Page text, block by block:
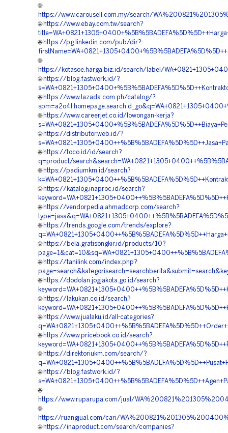
🌐
https://www.carousell.com.my/search/
🌐 https://www.ebay.com.tw/search?
🌐 https://pg.linkedin.com/pub/dir?
🌐
https://kotasoe.harga.biz.id/search/label/
🌐 https://blog.fastwork.id/?
🌐 https://www.lazada.com.ph/catalog/?
🌐 https://www.careerjet.co.id/lowongan-kerja?
🌐 https://distributor.web.id/?
🌐 https://toco.id/id/search?
q=product/
🌐 https://padiumkm.id/search?
🌐 https://katalog.inaproc.id/search?
🌐 https://vendorpedia.ahmadcorp.com/search?
🌐 https://trends.google.com/trends/explore?
🌐 https://bela.gratisongkir.id/products/10?
🌐 https://tanilink.com/index.php?
🌐 https://dodolan.jogjakota.go.id/search?
🌐 https://lakukan.co.id/search?
🌐 https://www.jualaku.id/all-categories?
🌐 https://www.pricebook.co.id/search?
🌐 https://direktoriukm.com/search/?
🌐 https://blog.fastwork.id/?
🌐
https://www.ruparupa.com/jual/
🌐
https://ruangjual.com/cari/
🌐 https://inaproduct.com/search/companies?